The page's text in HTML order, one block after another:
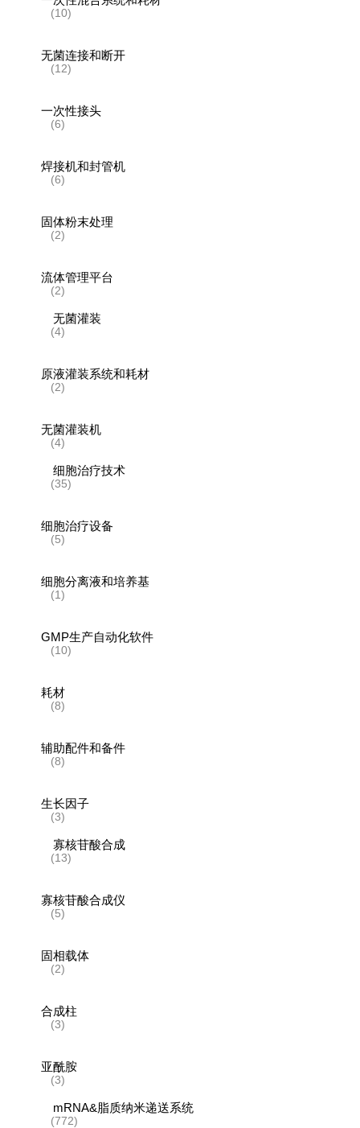
(10)
无菌连接和断开
(12)
一次性接头
(6)
焊接机和封管机
(6)
固体粉末处理
(2)
流体管理平台
(2)
无菌灌装
(4)
原液灌装系统和耗材
(2)
无菌灌装机
(4)
细胞治疗技术
(35)
细胞治疗设备
(5)
细胞分离液和培养基
(1)
GMP生产自动化软件
(10)
耗材
(8)
辅助配件和备件
(8)
生长因子
(3)
寡核苷酸合成
(13)
寡核苷酸合成仪
(5)
固相载体
(2)
合成柱
(3)
亚酰胺
(3)
mRNA&脂质纳米递送系统
(772)